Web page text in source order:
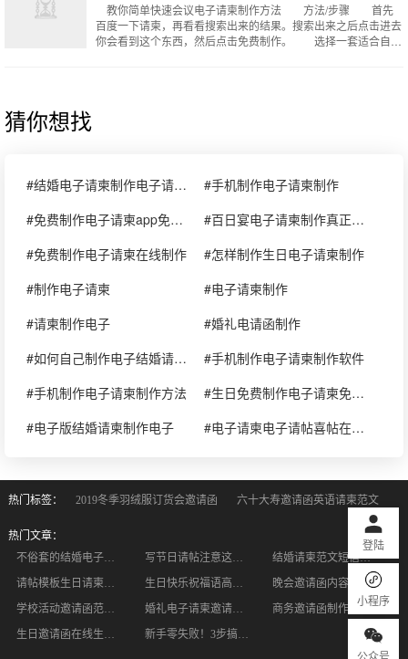
登陆
小程序
公众号
教你简单快速会议电子请柬制作方法 方法/步骤 首先
百度一下请柬，再看看搜索出来的结果。搜索出来之后点击进去
你会看到这个东西，然后点击免费制作。 选择一套适合自己
猜你想找
#结婚电子请柬制作电子请柬制作软件
#手机制作电子请柬制作
#免费制作电子请柬app免费制作电子请柬app
#百日宴电子请柬制作真正免费的电子请柬制作软件
#免费制作电子请柬在线制作
#怎样制作生日电子请柬制作
#制作电子请柬
#电子请柬制作
#请柬制作电子
#婚礼电请函制作
#如何自己制作电子结婚请柬制作
#手机制作电子请柬制作软件
#手机制作电子请柬制作方法
#生日免费制作电子请柬免费制作
#电子版结婚请柬制作电子
#电子请柬电子请帖喜帖在线制作
热门标签： 2019冬季羽绒服订货会邀请函 六十大寿邀请函英语请柬范文
热门文章：
不俗套的结婚电子请柬应当这样制作 让婚礼别具一格
写节日请帖注意这些技巧 让宾客感受到您的诚意
结婚请柬范文短信怎样写呢
晚会邀请函内容怎么写？如何制作才彰显体面
学校活动邀请函范文哪里写 怎么写邀请函
婚礼电子请柬邀请词怎么写？遇柬你邀请函怎么用？
商务邀请函制作有哪些要求？
新手零失败！3步搞定出阁宴电子请柬，仪式感拉满还不费钱